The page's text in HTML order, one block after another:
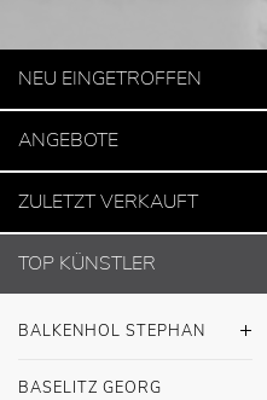
NEU EINGETROFFEN
ANGEBOTE
ZULETZT VERKAUFT
TOP KÜNSTLER
BALKENHOL STEPHAN
BASELITZ GEORG